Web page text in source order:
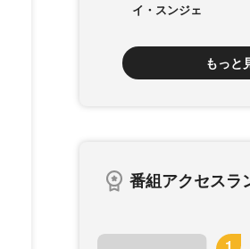
イ・スンジェ
もっと
番組アクセスラ